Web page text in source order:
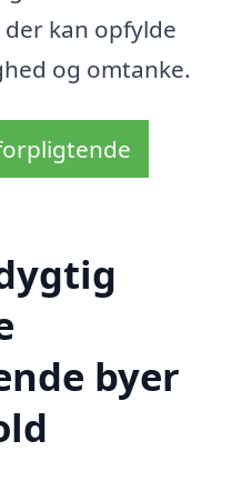
kan opfylde
og omtanke.
byer